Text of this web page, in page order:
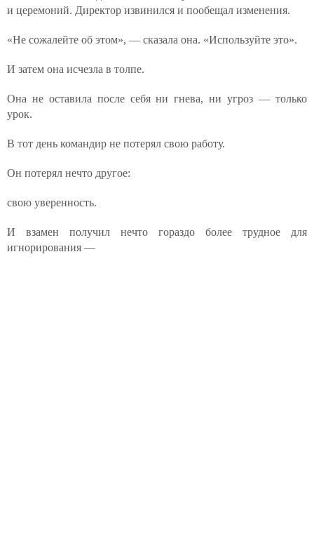
и церемоний. Директор извинился и пообещал изменения.
«Не сожалейте об этом», — сказала она. «Используйте это».
И затем она исчезла в толпе.
Она не оставила после себя ни гнева, ни угроз — только
урок.
В тот день командир не потерял свою работу.
Он потерял нечто другое:
свою уверенность.
И взамен получил нечто гораздо более трудное для
игнорирования —